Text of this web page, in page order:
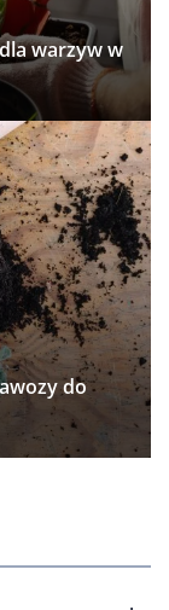
warzyw w
do